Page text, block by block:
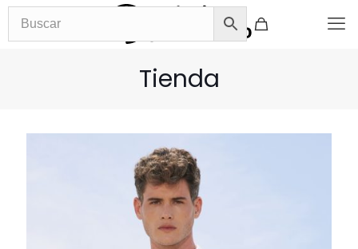
Tienda